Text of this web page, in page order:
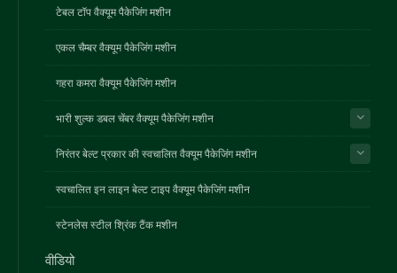
टेबल टॉप वैक्यूम पैकेजिंग मशीन
एकल चैम्बर वैक्यूम पैकेजिंग मशीन
गहरा कमरा वैक्यूम पैकेजिंग मशीन
भारी शुल्क डबल चेंबर वैक्यूम पैकेजिंग मशीन
निरंतर बेल्ट प्रकार की स्वचालित वैक्यूम पैकेजिंग मशीन
स्वचालित इन लाइन बेल्ट टाइप वैक्यूम पैकेजिंग मशीन
स्टेनलेस स्टील श्रिंक टैंक मशीन
वीडियो